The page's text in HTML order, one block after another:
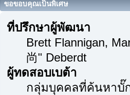
ขอขอบคุณเป็นพิเศษ
ที่ปรึกษาผู้พัฒนา
Brett Flannigan,
尚" Deberdt
ผู้ทดสอบเบต้า
กลุ่มบุคคลที่ค้นหาบั๊